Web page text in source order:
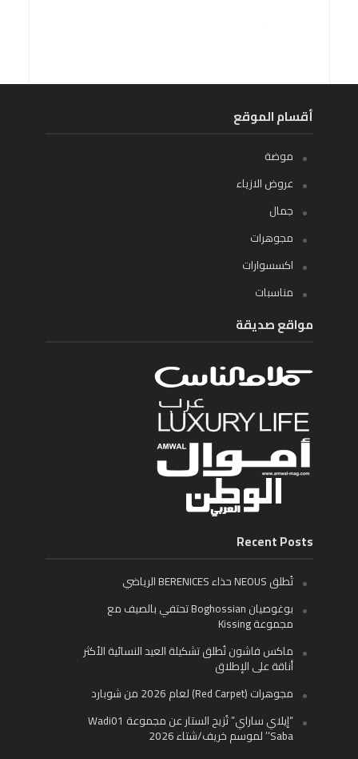
أقسام الموقع
موضة
عروض الازياء
جمال
مجوهرات
اكسسوارات
مناسبات
مواقع صديقة
Recent Posts
تُطلق NEOUS حذاء BERENICES الرياضي
بوغوصيان Boghossian تحتفي بالصيف مع
مجموعة Kissing
ماكس فاشون تُطلق تشكيلة العيد النسائية الأكثر
أناقة على الإطلاق
مجوهرات (Red Carpet) لعام 2026 من شوبارد
“إيلاي ساراي” تُزيح الستار عن مجموعة Wadi01
‘Saba’ لموسم خريف/شتاء 2026